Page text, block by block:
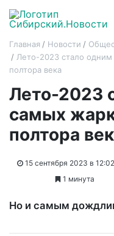
Главная Новости
Лето-2023 стало
полтора века
Лето-2023
самых
полтора
15 сентября 2023 в 12:02
1 минута
Но и самым